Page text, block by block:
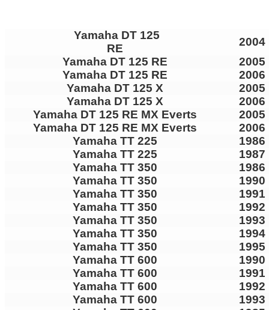
Yamaha DT 125
RE
2004
Yamaha DT 125 RE
2005
Yamaha DT 125 RE
2006
Yamaha DT 125 X
2005
Yamaha DT 125 X
2006
Yamaha DT 125 RE MX Everts
2005
Yamaha DT 125 RE MX Everts
2006
Yamaha TT 225
1986
Yamaha TT 225
1987
Yamaha TT 350
1986
Yamaha TT 350
1990
Yamaha TT 350
1991
Yamaha TT 350
1992
Yamaha TT 350
1993
Yamaha TT 350
1994
Yamaha TT 350
1995
Yamaha TT 600
1990
Yamaha TT 600
1991
Yamaha TT 600
1992
Yamaha TT 600
1993